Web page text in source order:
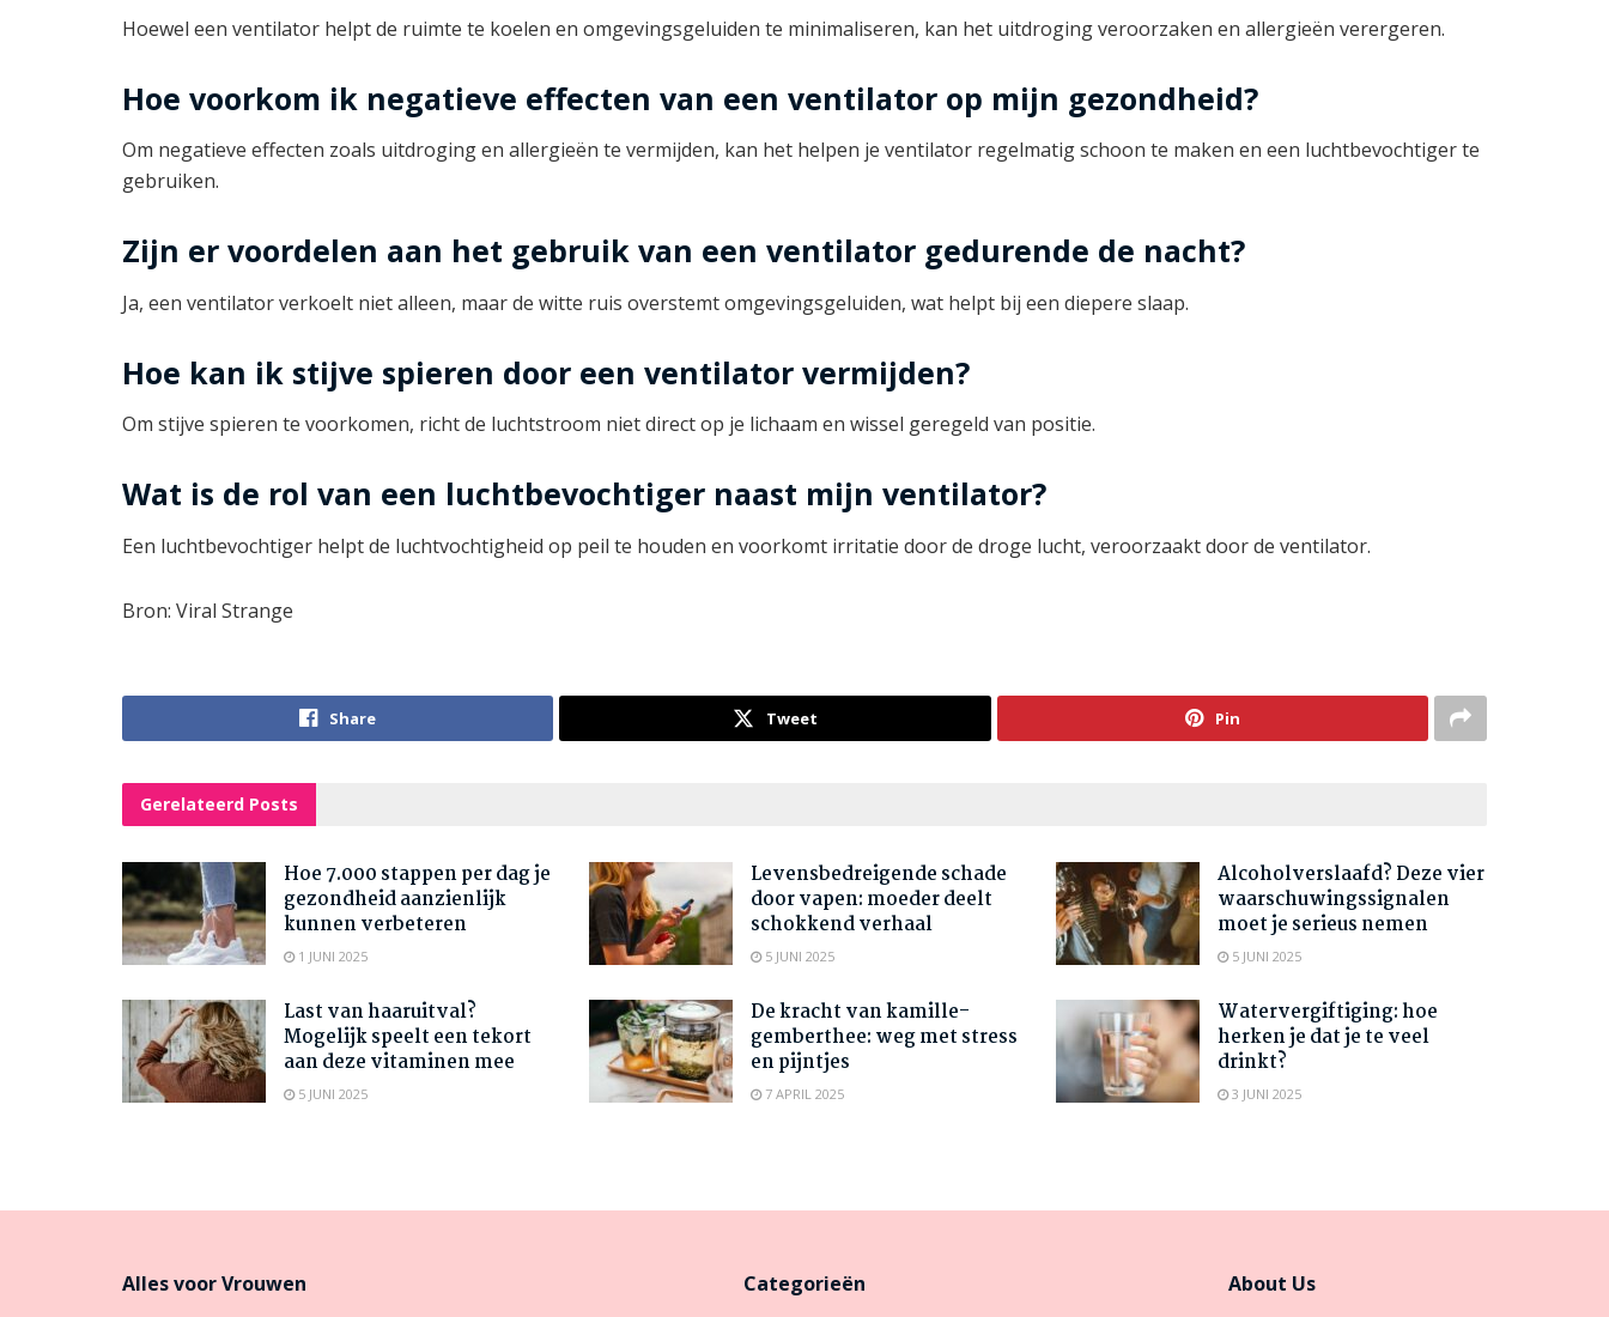
Hoewel een ventilator helpt de ruimte te koelen en omgevingsgeluiden te minimaliseren, kan het uitdroging veroorzaken en allergieën verergeren.
Hoe voorkom ik negatieve effecten van een ventilator op mijn gezondheid?
Om negatieve effecten zoals uitdroging en allergieën te vermijden, kan het helpen je ventilator regelmatig schoon te maken en een luchtbevochtiger te
gebruiken.
Zijn er voordelen aan het gebruik van een ventilator gedurende de nacht?
Ja, een ventilator verkoelt niet alleen, maar de witte ruis overstemt omgevingsgeluiden, wat helpt bij een diepere slaap.
Hoe kan ik stijve spieren door een ventilator vermijden?
Om stijve spieren te voorkomen, richt de luchtstroom niet direct op je lichaam en wissel geregeld van positie.
Wat is de rol van een luchtbevochtiger naast mijn ventilator?
Een luchtbevochtiger helpt de luchtvochtigheid op peil te houden en voorkomt irritatie door de droge lucht, veroorzaakt door de ventilator.
Bron: Viral Strange
Share Tweet Pin
Gerelateerd Posts
Hoe 7.000 stappen per dag je
gezondheid aanzienlijk
kunnen verbeteren
1 JUNI 2025
Levensbedreigende schade
door vapen: moeder deelt
schokkend verhaal
5 JUNI 2025
Alcoholverslaafd? Deze vier
waarschuwingssignalen
moet je serieus nemen
5 JUNI 2025
Last van haaruitval?
Mogelijk speelt een tekort
aan deze vitaminen mee
5 JUNI 2025
De kracht van kamille-
gemberthee: weg met stress
en pijntjes
7 APRIL 2025
Watervergiftiging: hoe
herken je dat je te veel
drinkt?
3 JUNI 2025
Alles voor Vrouwen Categorieën About Us